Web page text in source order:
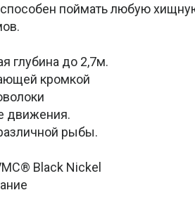
способен поймать любую
глубина до 2,7м.
кромкой
движения.
рыбы.
Black Nickel